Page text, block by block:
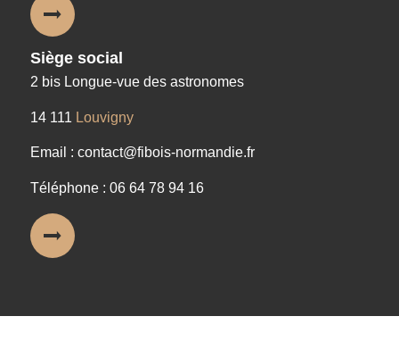
Siège social
2 bis Longue-vue des astronomes
14 111 Louvigny
Email : contact@fibois-normandie.fr
Téléphone : 06 64 78 94 16